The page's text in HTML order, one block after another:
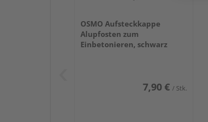
OSMO Aufsteckkappe
Alupfosten zum
Einbetonieren, schwarz
7,90 € / Stk.